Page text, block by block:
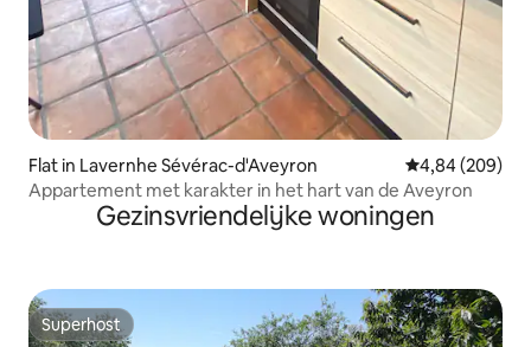
Flat in Lavernhe Sévérac-d'Aveyron Gemiddelde
4,84 (209)
Appartement met karakter in het hart van de Aveyron
Gezinsvriendelijke woningen
Superhost
Superhost